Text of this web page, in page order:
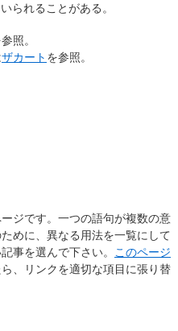
られることがある。
照。
ザカート を参照。
ジです。一つの語句が複数の意
めに、異なる用法を一覧にして
事を選んで下さい。
このページ
、リンクを適切な項目に張り替